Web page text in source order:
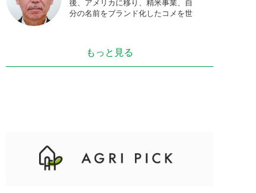
後、アメリカに移り、精米事業、自
分の名前をブランド化したコメを世
精米技術コンサルティングとして関
わり、企業などの依頼で世界12カ国
もっと見る